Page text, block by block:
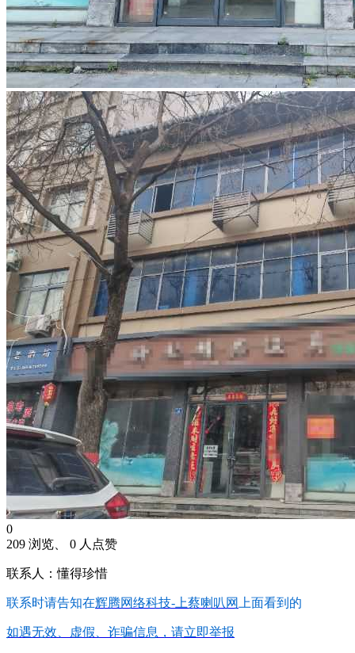
0
209 浏览、 0 人点赞
联系人：懂得珍惜
联系时请告知在辉腾网络科技-上蔡喇叭网 上面看到的
如遇无效、虚假、诈骗信息，请立即举报